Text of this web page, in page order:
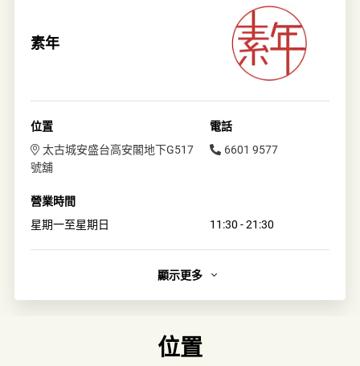
素年
位置
太古城安盛台高安閣地下G517
號舖
電話
6601 9577
營業時間
星期一至星期日
11:30 - 21:30
顯示更多
位置